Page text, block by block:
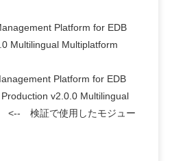
Platform for EDB
Multilingual Multiplatform
Platform for EDB
v2.0.0 Multilingual
<-- 検証で使用したモジュー